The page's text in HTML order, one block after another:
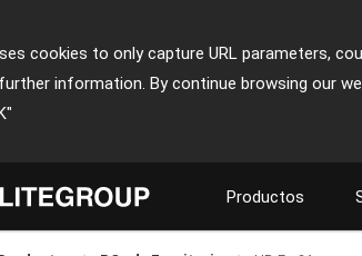
cookies to only capture URL parameters,
information. By continue browsing our
Productos